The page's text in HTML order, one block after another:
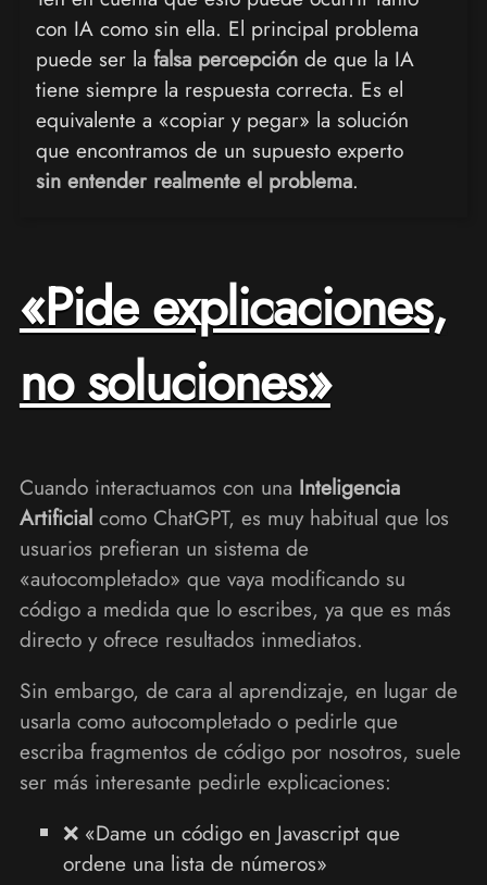
con IA como sin ella. El principal problema
puede ser la falsa percepciónde que la IA
tiene siempre la respuesta correcta. Es el
equivalente a «copiar y pegar» la solución
que encontramos de un supuesto experto
sin entender realmente el problema.
«Pide explicaciones,
no soluciones»
Cuando interactuamos con una Inteligencia
Artificialcomo ChatGPT, es muy habitual que los
usuarios prefieran un sistema de
«autocompletado» que vaya modificando su
código a medida que lo escribes, ya que es más
directo y ofrece resultados inmediatos.
Sin embargo, de cara al aprendizaje, en lugar de
usarla como autocompletado o pedirle que
escriba fragmentos de código por nosotros, suele
ser más interesante pedirle explicaciones:
❌ «Dame un código en Javascript que
ordene una lista de números»